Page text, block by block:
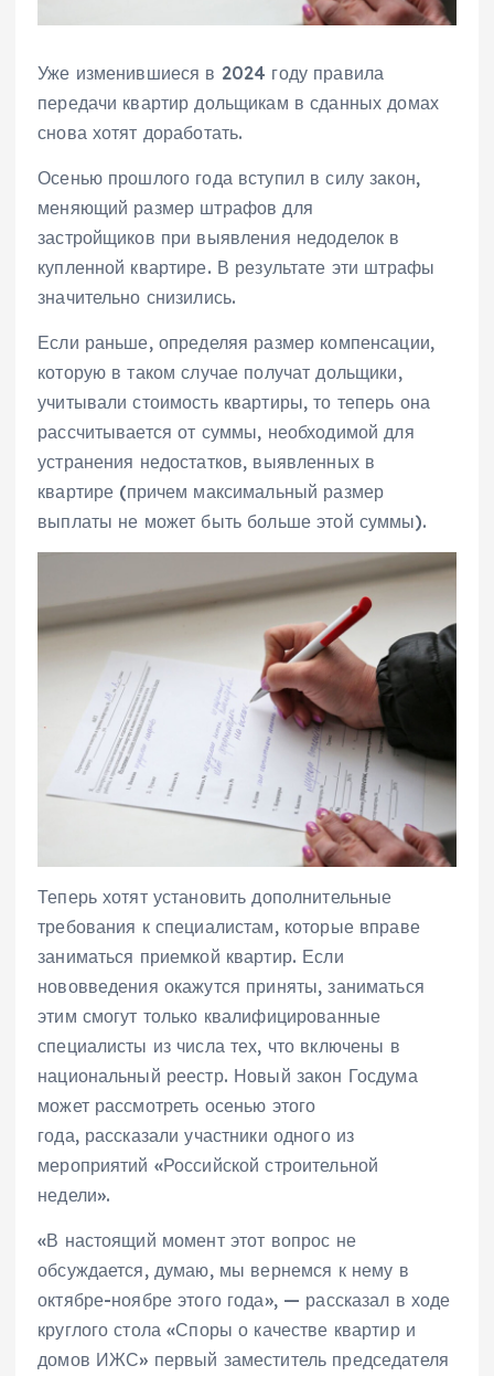
Уже изменившиеся в 2024 году правила
передачи квартир дольщикам в сданных домах
снова хотят доработать.
Осенью прошлого года вступил в силу закон,
меняющий размер штрафов для
застройщиков при выявления недоделок в
купленной квартире. В результате эти штрафы
значительно снизились.
Если раньше, определяя размер компенсации,
которую в таком случае получат дольщики,
учитывали стоимость квартиры, то теперь она
рассчитывается от суммы, необходимой для
устранения недостатков, выявленных в
квартире (причем максимальный размер
выплаты не может быть больше этой суммы).
Теперь хотят установить дополнительные
требования к специалистам, которые вправе
заниматься приемкой квартир. Если
нововведения окажутся приняты, заниматься
этим смогут только квалифицированные
специалисты из числа тех, что включены в
национальный реестр. Новый закон Госдума
может рассмотреть осенью этого
года, рассказали участники одного из
мероприятий «Российской строительной
недели».
«В настоящий момент этот вопрос не
обсуждается, думаю, мы вернемся к нему в
октябре-ноябре этого года», — рассказал в ходе
круглого стола «Споры о качестве квартир и
домов ИЖС» первый заместитель председателя